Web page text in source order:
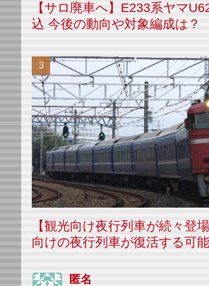
【サロ廃車へ】E233系ヤマ
込 今後の動向や対象編成は？
【観光向け夜行列車が続々登
向けの夜行列車が復活する可
匿名